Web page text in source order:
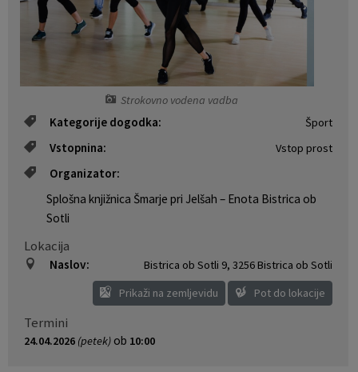
Strokovno vodena vadba
Kategorije dogodka: Šport
Vstopnina: Vstop prost
Organizator:
Splošna knjižnica Šmarje pri Jelšah – Enota Bistrica ob
Sotli
Lokacija
Naslov: Bistrica ob Sotli 9, 3256 Bistrica ob Sotli
Prikaži na zemljevidu
Pot do lokacije
Termini
24.04.2026 (petek) ob 10:00
Naselja v občini
Varstvo osebnih podatkov
Temeljni akti občine
Občinski predpisi
Strateški dokumenti
Katalog informacij javnega značaja
Pravni akti
Proračun občine
Lokalne volitve